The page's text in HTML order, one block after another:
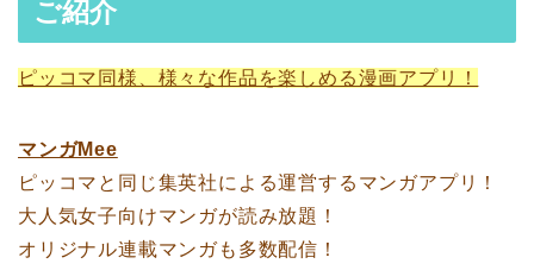
ご紹介
ピッコマ同様、様々な作品を楽しめる漫画アプリ！
マンガMee
ピッコマと同じ集英社による運営するマンガアプリ！
大人気女子向けマンガが読み放題！
オリジナル連載マンガも多数配信！